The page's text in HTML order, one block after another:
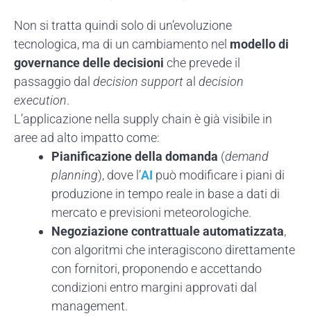
Non si tratta quindi solo di un’evoluzione
tecnologica, ma di un cambiamento nel modello di
governance delle decisioni che prevede il
passaggio dal decision support al decision
execution.
L’applicazione nella supply chain è già visibile in
aree ad alto impatto come:
Pianificazione della domanda (demand
planning), dove l’AI può modificare i piani di
produzione in tempo reale in base a dati di
mercato e previsioni meteorologiche.
Negoziazione contrattuale automatizzata,
con algoritmi che interagiscono direttamente
con fornitori, proponendo e accettando
condizioni entro margini approvati dal
management.